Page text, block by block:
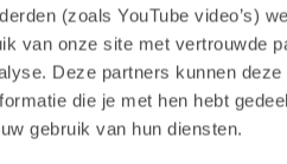
(zoals YouTube video’s)
van onze site met vertrouwde
Deze partners kunnen deze
die je met hen hebt
gebruik van hun diensten.